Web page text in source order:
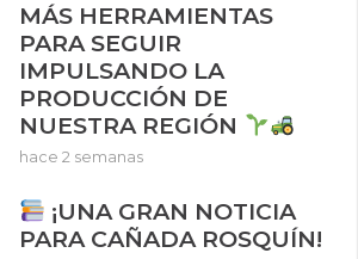
MÁS HERRAMIENTAS
PARA SEGUIR
IMPULSANDO LA
PRODUCCIÓN DE
NUESTRA REGIÓN
hace 2 semanas
¡UNA GRAN NOTICIA
PARA CAÑADA ROSQUÍN!